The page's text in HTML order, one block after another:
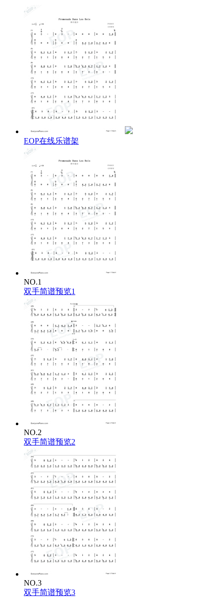
EOP在线乐谱架
NO.1
双手简谱预览1
NO.2
双手简谱预览2
NO.3
双手简谱预览3